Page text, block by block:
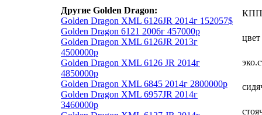
Другие Golden Dragon:
Golden Dragon XML 6126JR 2014г 152057$
Golden Dragon 6121 2006г 457000р
Golden Dragon XML 6126JR 2013г
4500000р
Golden Dragon XML 6126 JR 2014г
4850000р
Golden Dragon XML 6845 2014г 2800000р
Golden Dragon XML 6957JR 2014г
3460000р
КПП
цвет